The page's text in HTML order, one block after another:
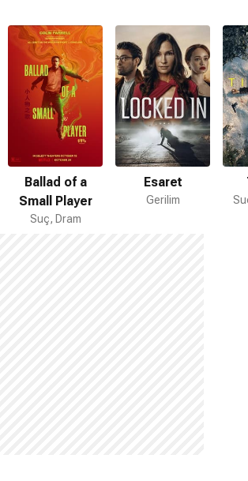
Ballad of a
Small Player
Suç, Dram
Esaret
Gerilim